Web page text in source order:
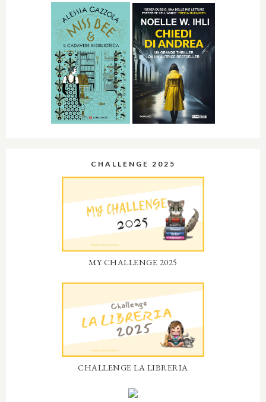
CHALLENGE 2025
MY CHALLENGE 2025
CHALLENGE LA LIBRERIA